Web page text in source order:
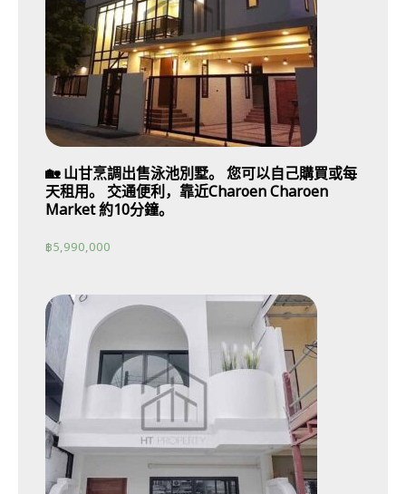
🏡 山甘烹調出售泳池別墅。 您可以自己購買或每
天租用。 交通便利，靠近Charoen Charoen
Market 約10分鐘。
฿5,990,000